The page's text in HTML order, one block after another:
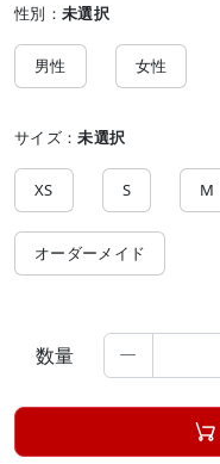
性別： 未選択
男性 女性
サイズ：未選択
XS S M
オーダーメイド
数量 
